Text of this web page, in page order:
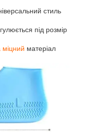
стиль
під розмір
міцний матеріал